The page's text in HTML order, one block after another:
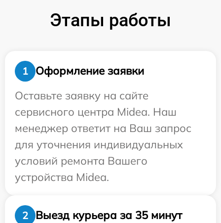
Этапы работы
1
Оформление заявки
Оставьте заявку на сайте
сервисного центра Midea. Наш
менеджер ответит на Ваш запрос
для уточнения индивидуальных
условий ремонта Вашего
устройства Midea.
2
Выезд курьера за 35 минут